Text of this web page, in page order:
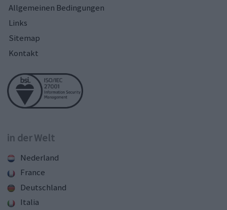
Allgemeinen Bedingungen
Links
Sitemap
Kontakt
in der Welt
Nederland
France
Deutschland
Italia